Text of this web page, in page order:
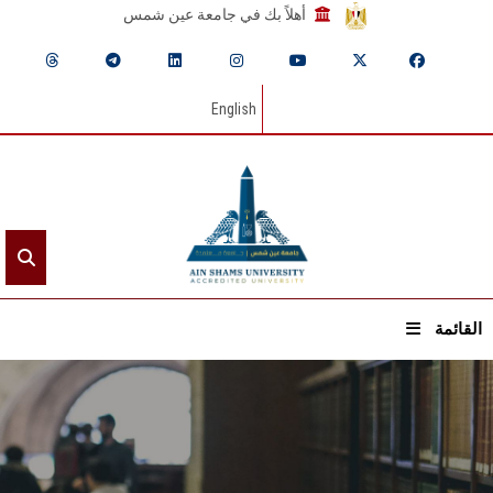
أهلاً بك في جامعة عين شمس
English
القائمة
الرئيسيـة
عن الجامعة